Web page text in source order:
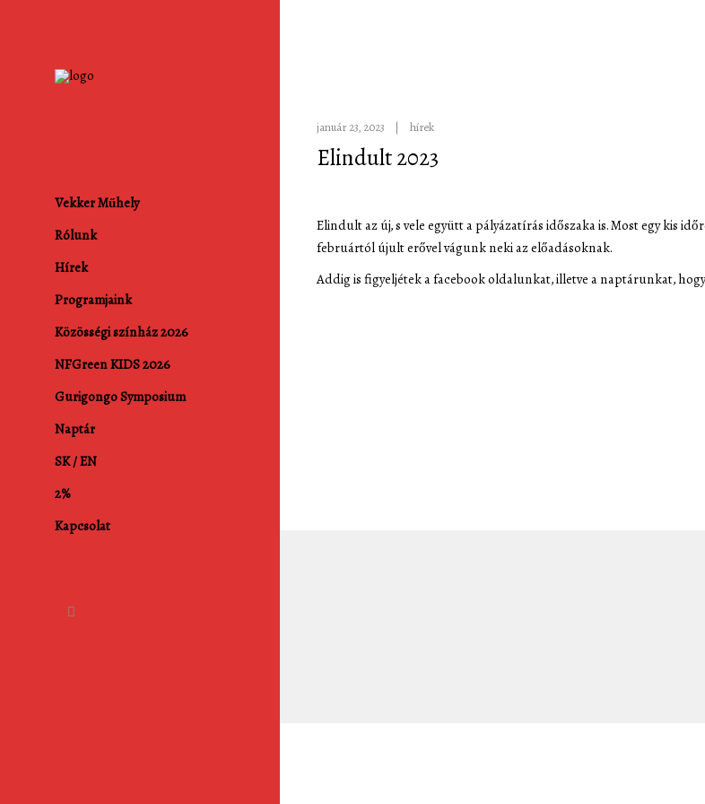
Vekker Műhely
Rólunk
Hírek
Programjaink
Közösségi színház 2026
NFGreen KIDS 2026
Gurigongo Symposium
Naptár
SK / EN
2%
Kapcsolat
január 23, 2023 hírek
Elindult 2023
Elindult az új, s vele együtt a pályázatírás időszaka is. Most egy kis
februártól újult erővel vágunk neki az előadásoknak.
Addig is figyeljétek a facebook oldalunkat, illetve a naptárunkat,